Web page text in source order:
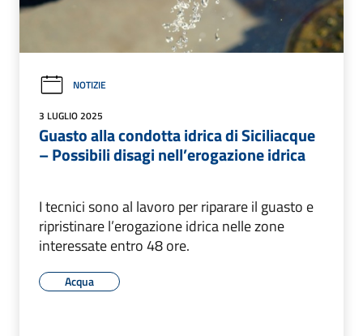
NOTIZIE
3 LUGLIO 2025
Guasto alla condotta idrica di Siciliacque
– Possibili disagi nell’erogazione idrica
I tecnici sono al lavoro per riparare il guasto e
ripristinare l’erogazione idrica nelle zone
interessate entro 48 ore.
Acqua